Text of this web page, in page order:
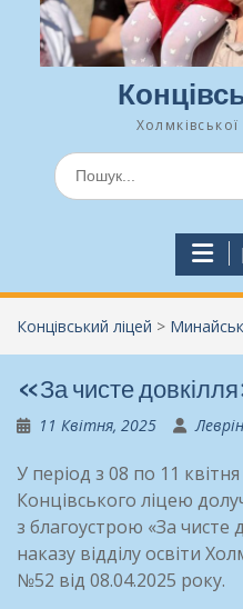
Шукати:
Концівський ліцей >
«За чисте
11 Квітня, 2025
У період з 08 по 11
Концівського ліцею
з благоустрою «За чисте
наказу відділуосвіти
№52 від 08.04.2025 року.